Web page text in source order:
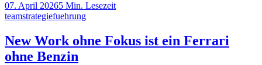
07. April 20265 Min. Lesezeit
teamstrategiefuehrung
New Work ohne Fokus ist ein Ferrari
ohne Benzin